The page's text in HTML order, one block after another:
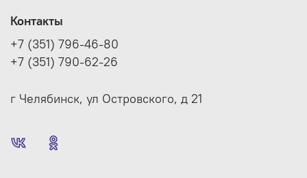
Контакты
+7 (351) 796-46-80
+7 (351) 790-62-26
г Челябинск, ул Островского, д 21